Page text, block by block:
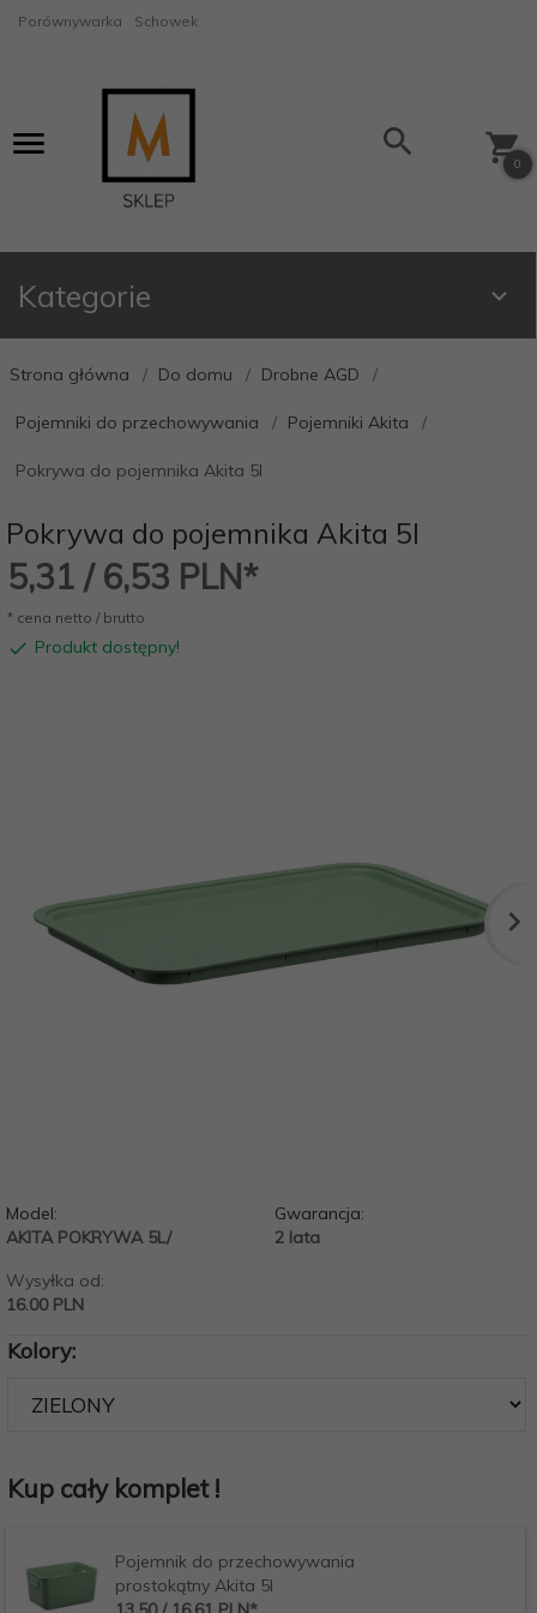
Porównywarka Schowek
0
Kategorie
Strona główna Do domu Drobne AGD
Pojemniki do przechowywania Pojemniki Akita
Pokrywa do pojemnika Akita 5l
Pokrywa do pojemnika Akita 5l
5,31 / 6,53 PLN*
* cena netto / brutto
Produkt dostępny!
Model:
AKITA POKRYWA 5L/
Gwarancja:
2 lata
Wysyłka od:
16.00 PLN
Kolory:
Kup cały komplet !
Pojemnik do przechowywania
prostokątny Akita 5l